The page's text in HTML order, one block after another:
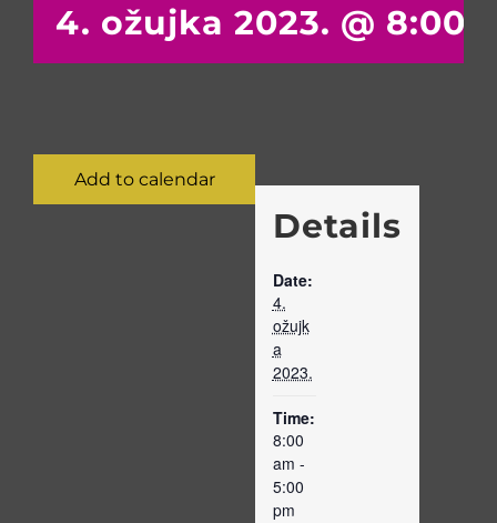
4. ožujka 2023. @ 8:00
Add to calendar
Details
Date:
4.
ožujk
a
2023.
Time:
8:00
am -
5:00
pm